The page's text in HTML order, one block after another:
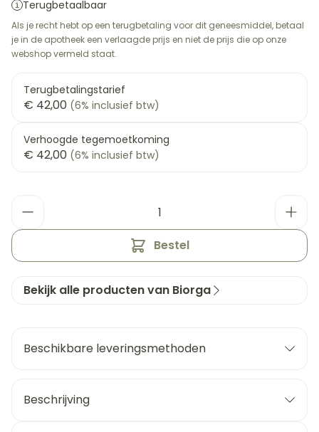
Terugbetaalbaar
Als je recht hebt op een terugbetaling voor dit geneesmiddel, betaal
je in de apotheek een verlaagde prijs en niet de prijs die op onze
webshop vermeld staat.
Terugbetalingstarief
€ 42,00 (6% inclusief btw)
Verhoogde tegemoetkoming
€ 42,00 (6% inclusief btw)
Bestel
Bekijk alle producten van Biorga
Beschikbare leveringsmethoden
Beschrijving